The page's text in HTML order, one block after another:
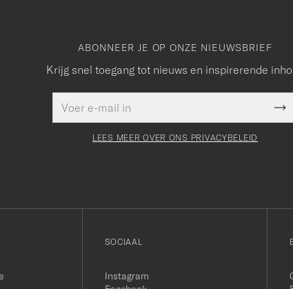
ABONNEER JE OP ONZE NIEUWSBRIEF
Krijg snel toegang tot nieuws en inspirerende
mailadres
Dit veld
moet
LEES MEER OVER ONS PRIVACYBELEID
SOCIAAL
Instagram